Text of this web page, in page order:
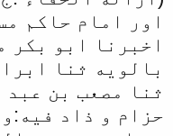
اور امام حاکم
اخبرنا ابو بکر
بالويه ثنا
ثنا مصعب بن
حزام و ذاد